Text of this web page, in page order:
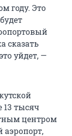
году. Это
сказать
уйдет, —
13 тысяч
центром
аэропорт,